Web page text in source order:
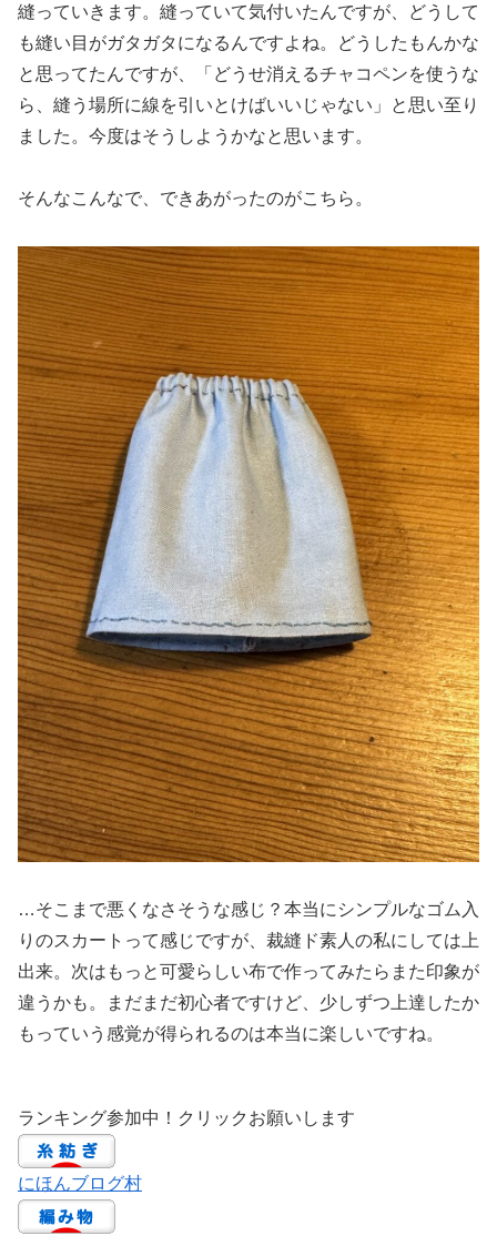
縫っていきます。縫っていて気付いたんですが、どうして
も縫い目がガタガタになるんですよね。どうしたもんかな
と思ってたんですが、「どうせ消えるチャコペンを使うな
ら、縫う場所に線を引いとけばいいじゃない」と思い至り
ました。今度はそうしようかなと思います。
そんなこんなで、できあがったのがこちら。
…そこまで悪くなさそうな感じ？本当にシンプルなゴム入
りのスカートって感じですが、裁縫ド素人の私にしては上
出来。次はもっと可愛らしい布で作ってみたらまた印象が
違うかも。まだまだ初心者ですけど、少しずつ上達したか
もっていう感覚が得られるのは本当に楽しいですね。
ランキング参加中！クリックお願いします
にほんブログ村